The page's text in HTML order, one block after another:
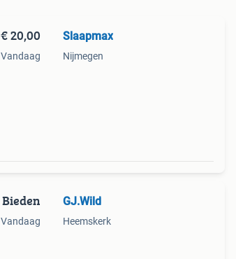
€ 20,00
Vandaag
Slaapmax
Nijmegen
Bieden
Vandaag
GJ.Wild
Heemskerk